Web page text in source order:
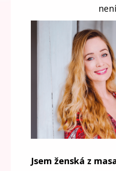
Jsem ženská z